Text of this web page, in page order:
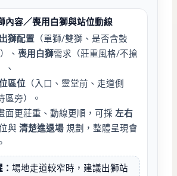
內容／喪用白獅與站位動線
出獅配置 （單獅/雙獅、是否含鼓
、喪用白獅需求（莊重風格/不搶
、
區位 （入口、靈堂前、走道側
區旁）。
面更莊重、動線更順，可採左右
與清楚進退場 規劃，整體呈現會
：場地走道較窄時，建議出獅站